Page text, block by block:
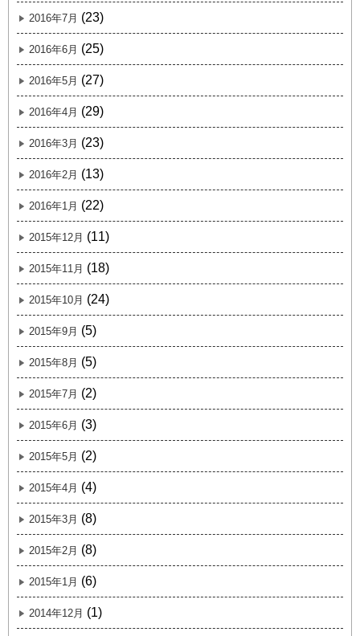
2016年7月 (23)
2016年6月 (25)
2016年5月 (27)
2016年4月 (29)
2016年3月 (23)
2016年2月 (13)
2016年1月 (22)
2015年12月 (11)
2015年11月 (18)
2015年10月 (24)
2015年9月 (5)
2015年8月 (5)
2015年7月 (2)
2015年6月 (3)
2015年5月 (2)
2015年4月 (4)
2015年3月 (8)
2015年2月 (8)
2015年1月 (6)
2014年12月 (1)